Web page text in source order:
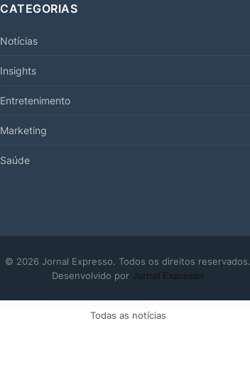
CATEGORIAS
Notícias
Insights
Entretenimento
Marketing
Saúde
© 2026 Jornal Expresso. Todos os direitos reservados.
Desenvolvido por Jornal Expresso
Todas as notícias